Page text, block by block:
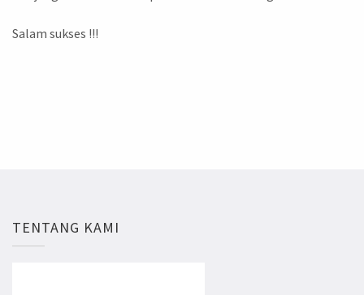
Salam sukses !!!
TENTANG KAMI